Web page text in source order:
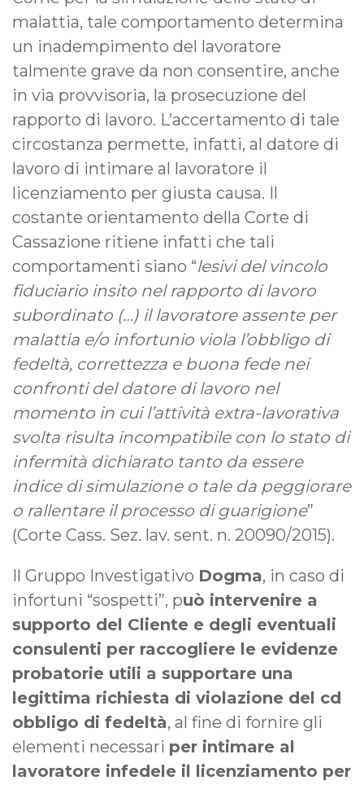
malattia, tale comportamento determina
un inadempimento del lavoratore
talmente grave da non consentire, anche
in via provvisoria, la prosecuzione del
rapporto di lavoro. L’accertamento di tale
circostanza permette, infatti, al datore di
lavoro di intimare al lavoratore il
licenziamento per giusta causa. Il
costante orientamento della Corte di
Cassazione ritiene infatti che tali
comportamenti siano “lesivi del vincolo
fiduciario insito nel rapporto di lavoro
subordinato (…) il lavoratore assente per
malattia e/o infortunio viola l’obbligo di
fedeltà, correttezza e buona fede nei
confronti del datore di lavoro nel
momento in cui l’attività extra-lavorativa
svolta risulta incompatibile con lo stato di
infermità dichiarato tanto da essere
indice di simulazione o tale da peggiorare
o rallentare il processo di guarigione”
(Corte Cass. Sez. lav. sent. n. 20090/2015).
Il Gruppo Investigativo Dogma, in caso di
infortuni “sospetti”, può intervenire a
supporto del Cliente e degli eventuali
consulenti per raccogliere le evidenze
probatorie utili a supportare una
legittima richiesta di violazione del cd
obbligo di fedeltà, al fine di fornire gli
elementi necessari per intimare al
lavoratore infedele il licenziamento per